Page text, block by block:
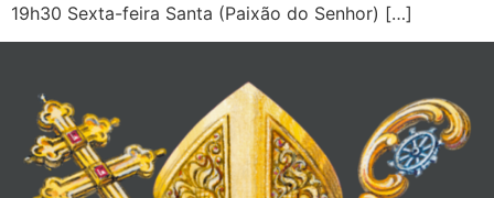
19h30 Sexta-feira Santa (Paixão do Senhor) […]